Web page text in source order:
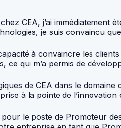
CEA, j’ai
je suis convaincu
à convaincre les
qui m’a permis de
de CEA dans le
à la pointe de
le poste de Promoteur